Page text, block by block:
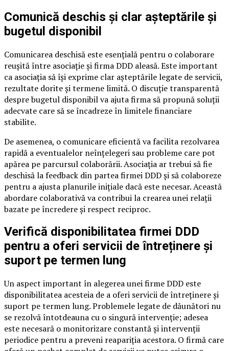
Comunică deschis și clar așteptările și
bugetul disponibil
Comunicarea deschisă este esențială pentru o colaborare
reușită între asociație și firma DDD aleasă. Este important
ca asociația să își exprime clar așteptările legate de servicii,
rezultate dorite și termene limită. O discuție transparentă
despre bugetul disponibil va ajuta firma să propună soluții
adecvate care să se încadreze în limitele financiare
stabilite.
De asemenea, o comunicare eficientă va facilita rezolvarea
rapidă a eventualelor neînțelegeri sau probleme care pot
apărea pe parcursul colaborării. Asociația ar trebui să fie
deschisă la feedback din partea firmei DDD și să colaboreze
pentru a ajusta planurile inițiale dacă este necesar. Această
abordare colaborativă va contribui la crearea unei relații
bazate pe încredere și respect reciproc.
Verifică disponibilitatea firmei DDD
pentru a oferi servicii de întreținere și
suport pe termen lung
Un aspect important în alegerea unei firme DDD este
disponibilitatea acesteia de a oferi servicii de întreținere și
suport pe termen lung. Problemele legate de dăunători nu
se rezolvă întotdeauna cu o singură intervenție; adesea
este necesară o monitorizare constantă și intervenții
periodice pentru a preveni reapariția acestora. O firmă care